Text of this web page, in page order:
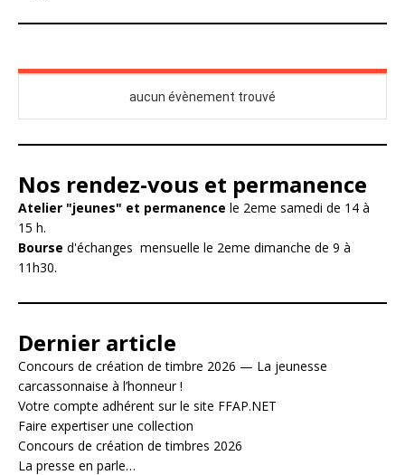
Nos rendez-vous et permanence
Atelier "jeunes" et permanence le 2eme samedi de 14 à
15 h.
Bourse d'échanges mensuelle le 2eme dimanche de 9 à
11h30.
Dernier article
Concours de création de timbre 2026 — La jeunesse
carcassonnaise à l’honneur !
Votre compte adhérent sur le site FFAP.NET
Faire expertiser une collection
Concours de création de timbres 2026
La presse en parle…